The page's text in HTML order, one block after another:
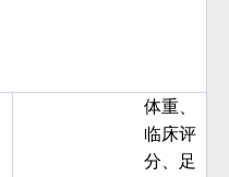
体重、
临床评
分、足